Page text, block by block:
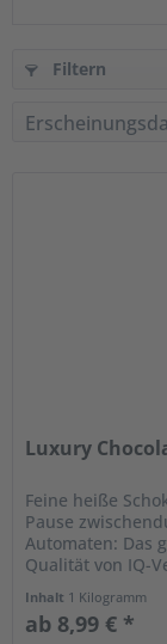
Filtern
Luxury
Feine heiße
Pause
Automaten: Das
Qualität von IQ-
Inhalt 1 Kilogramm
ab 8,99 € *